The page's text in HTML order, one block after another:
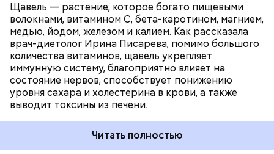
Щавель — растение, которое богато пищевыми
волокнами, витамином С, бета-каротином, магнием,
медью, йодом, железом и калием. Как рассказала
врач-диетолог Ирина Писарева, помимо большого
количества витаминов, щавель укрепляет
иммунную систему, благоприятно влияет на
состояние нервов, способствует понижению
уровня сахара и холестерина в крови, а также
выводит токсины из печени.
Читать полностью